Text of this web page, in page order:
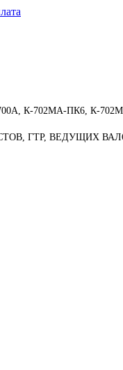
К-702МА-ПК6, К-
ГТР, ВЕДУЩИХ